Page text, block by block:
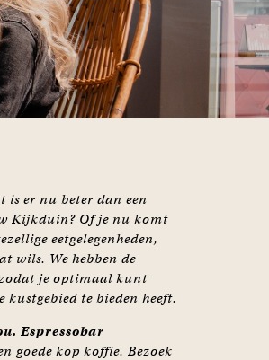
is er nu beter dan een
Kijkduin? Of je nu komt
eetgelegenheden,
wils. We hebben de
zodat je optimaal kunt
te bieden heeft.
Espressobar
goede kop koffie. Bezoek